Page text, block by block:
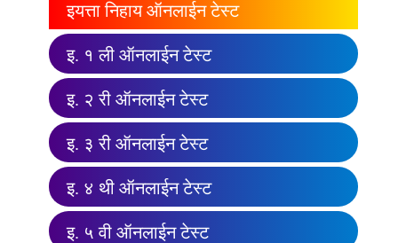
इयत्ता निहाय ऑनलाईन टेस्ट
इ. १ ली ऑनलाईन टेस्ट
इ. २ री ऑनलाईन टेस्ट
इ. ३ री ऑनलाईन टेस्ट
इ. ४ थी ऑनलाईन टेस्ट
इ. ५ वी ऑनलाईन टेस्ट